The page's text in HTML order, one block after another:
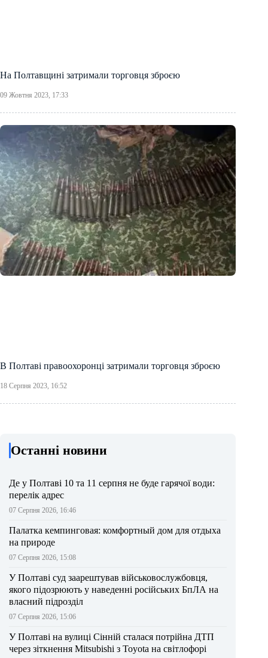
На Полтавщині затримали торговця зброєю
09 Жовтня 2023, 17:33
В Полтаві правоохоронці затримали торговця зброєю
18 Серпня 2023, 16:52
Останні новини
Де у Полтаві 10 та 11 серпня не буде гарячої води:
перелік адрес
07 Серпня 2026, 16:46
Палатка кемпинговая: комфортный дом для отдыха
на природе
07 Серпня 2026, 15:08
У Полтаві суд заарештував військовослужбовця,
якого підозрюють у наведенні російських БпЛА на
власний підрозділ
07 Серпня 2026, 15:06
У Полтаві на вулиці Сінній сталася потрійна ДТП
через зіткнення Mitsubishi з Toyota на світлофорі